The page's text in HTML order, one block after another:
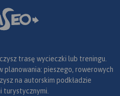
trasę wycieczki lub treningu.
planowania: pieszego, rowerowych
na autorskim podkładzie
turystycznymi.